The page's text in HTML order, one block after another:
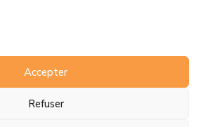
Accepter
Refuser
En savoir plus sur la gestion de mes